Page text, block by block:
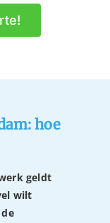
hoe
geldt
wilt